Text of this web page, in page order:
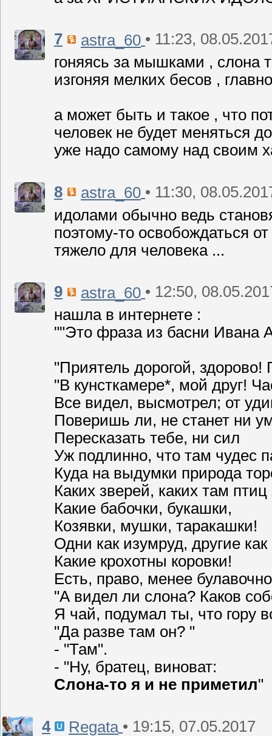
7 astra_60 • 11:23,
гоняясь за мышками , слона
изгоняя мелких бесов ,
а может быть и такое , что
человек не будет меняться
уже надо самому над своим
8 astra_60 • 11:30,
идолами обычно ведь
поэтому-то освобождаться
тяжело для человека ...
9 astra_60 • 12:50,
нашла в интернете :
""Это фраза из басни Ивана
"Приятель дорогой,
"В кунсткамере*, мой друг!
Все видел, высмотрел; от
Поверишь ли, не станет ни
Пересказать тебе, ни сил
Уж подлинно, что там чудес
Куда на выдумки природа
Каких зверей, каких там
Какие бабочки, букашки,
Козявки, мушки, таракашки!
Одни как изумруд, другие как
Какие крохотны коровки!
Есть, право, менее
"А видел ли слона? Каков
Я чай, подумал ты, что гору
"Да разве там он? "
- "Там".
- "Ну, братец, виноват:
Слона-то я и не приметил"
4 Regata • 19:15, 07.05.2017